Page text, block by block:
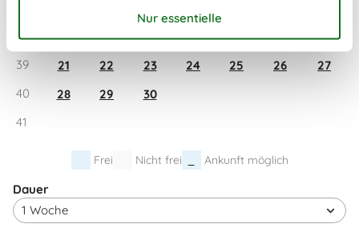
38
14 15 16 17 18 19
20
39
21 22 23 24 25 26
27
40
28 29
30
41
Frei Nicht frei Ankunft möglich
Dauer